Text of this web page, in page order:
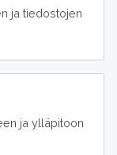
ja tiedostojen
ja ylläpitoon